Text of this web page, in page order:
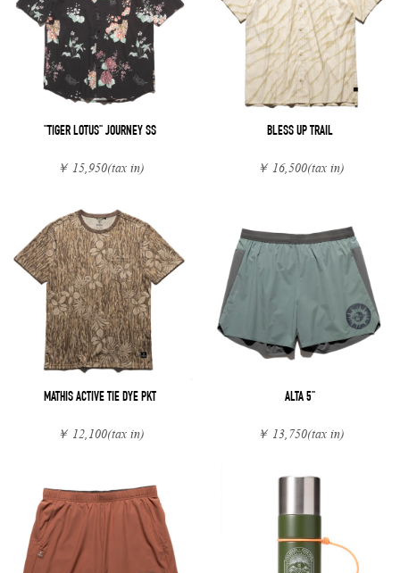
"TIGER LOTUS" JOURNEY SS
￥ 15,950(tax in)
BLESS UP TRAIL
￥ 16,500(tax in)
MATHIS ACTIVE TIE DYE PKT
￥ 12,100(tax in)
ALTA 5"
￥ 13,750(tax in)